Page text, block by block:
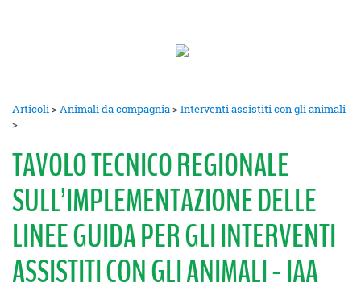
Articoli>Animali da compagnia>Interventi assistiti con gli animali
>
TAVOLO TECNICO REGIONALE
SULL’IMPLEMENTAZIONE DELLE
LINEE GUIDA PER GLI INTERVENTI
ASSISTITI CON GLI ANIMALI - IAA